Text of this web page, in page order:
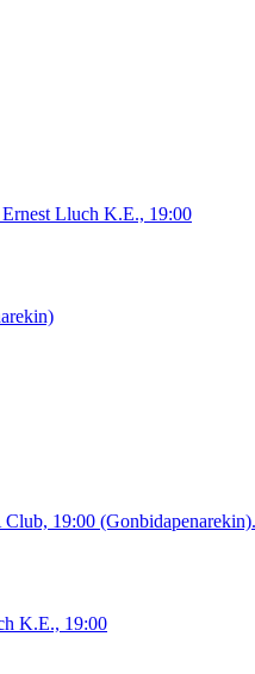
Lluch K.E., 19:00
19:00 (Gonbidapenarekin).
K.E., 19:00